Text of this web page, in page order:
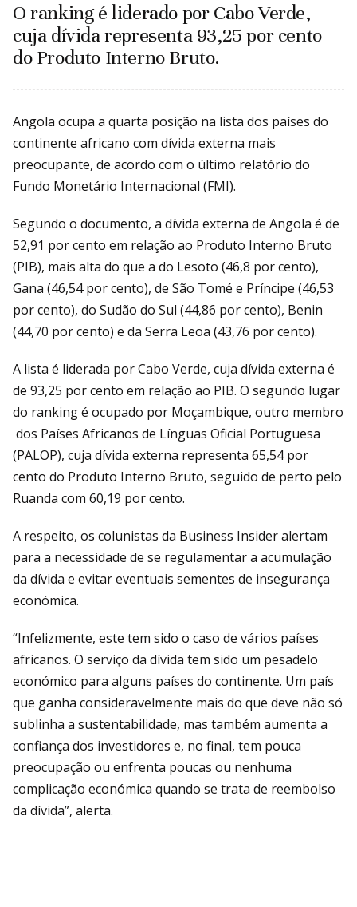
O ranking é liderado por Cabo Verde,
cuja dívida representa 93,25 por cento
do Produto Interno Bruto.
Angola ocupa a quarta posição na lista dos países do
continente africano com dívida externa mais
preocupante, de acordo com o último relatório do
Fundo Monetário Internacional (FMI).
Segundo o documento, a dívida externa de Angola é de
52,91 por cento em relação ao Produto Interno Bruto
(PIB), mais alta do que a do Lesoto (46,8 por cento),
Gana (46,54 por cento), de São Tomé e Príncipe (46,53
por cento), do Sudão do Sul (44,86 por cento), Benin
(44,70 por cento) e da Serra Leoa (43,76 por cento).
A lista é liderada por Cabo Verde, cuja dívida externa é
de 93,25 por cento em relação ao PIB. O segundo lugar
do ranking é ocupado por Moçambique, outro membro
dos Países Africanos de Línguas Oficial Portuguesa
(PALOP), cuja dívida externa representa 65,54 por
cento do Produto Interno Bruto, seguido de perto pelo
Ruanda com 60,19 por cento.
A respeito, os colunistas da Business Insider alertam
para a necessidade de se regulamentar a acumulação
da dívida e evitar eventuais sementes de insegurança
económica.
“Infelizmente, este tem sido o caso de vários países
africanos. O serviço da dívida tem sido um pesadelo
económico para alguns países do continente. Um país
que ganha consideravelmente mais do que deve não só
sublinha a sustentabilidade, mas também aumenta a
confiança dos investidores e, no final, tem pouca
preocupação ou enfrenta poucas ou nenhuma
complicação económica quando se trata de reembolso
da dívida”, alerta.